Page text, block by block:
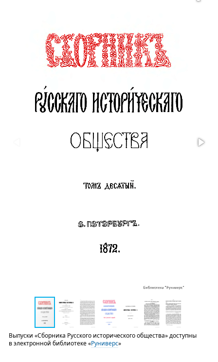
Выпуски «Сборника Русского исторического общества» доступны
в электронной библиотеке «Руниверс»